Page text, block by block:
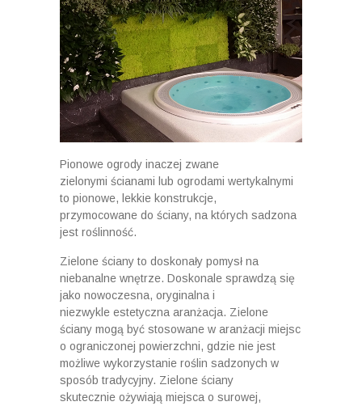
Pionowe ogrody inaczej zwane
zielonymi ścianami lub ogrodami wertykalnymi
to pionowe, lekkie konstrukcje,
przymocowane do ściany, na których sadzona
jest roślinność.
Zielone ściany to doskonały pomysł na
niebanalne wnętrze. Doskonale sprawdzą się
jako nowoczesna, oryginalna i
niezwykle estetyczna aranżacja. Zielone
ściany mogą być stosowane w aranżacji miejsc
o ograniczonej powierzchni, gdzie nie jest
możliwe wykorzystanie roślin sadzonych w
sposób tradycyjny. Zielone ściany
skutecznie ożywiają miejsca o surowej,